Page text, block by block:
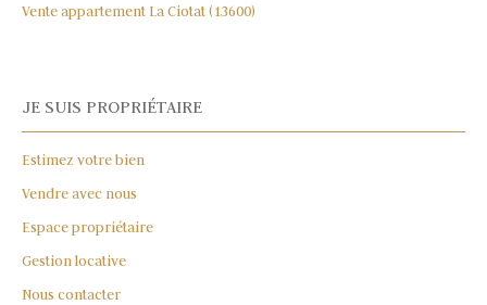
Vente appartement La Ciotat (13600)
JE SUIS PROPRIÉTAIRE
Estimez votre bien
Vendre avec nous
Espace propriétaire
Gestion locative
Nous contacter